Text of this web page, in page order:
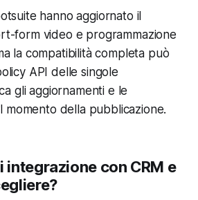
hanno aggiornato il
form video e programmazione
la compatibilità completa può
API delle singole
gli aggiornamenti e le
momento della pubblicazione.
integrazione con CRM e